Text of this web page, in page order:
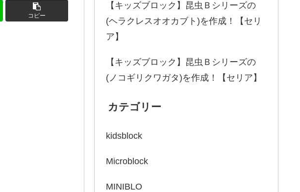
コピー
【キッズブロック】昆虫Ｂシリーズの
(ヘラクレスオオカブト)を作成！【セリ
ア】
【キッズブロック】昆虫Ｂシリーズの
(ノコギリクワガタ)を作成！【セリア】
カテゴリー
kidsblock
Microblock
MINIBLO